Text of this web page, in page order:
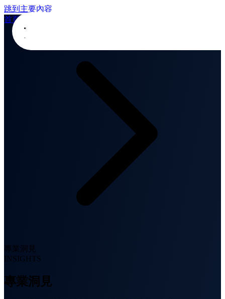
跳到主要內容
首頁
專業洞見
INSIGHTS
專業洞見